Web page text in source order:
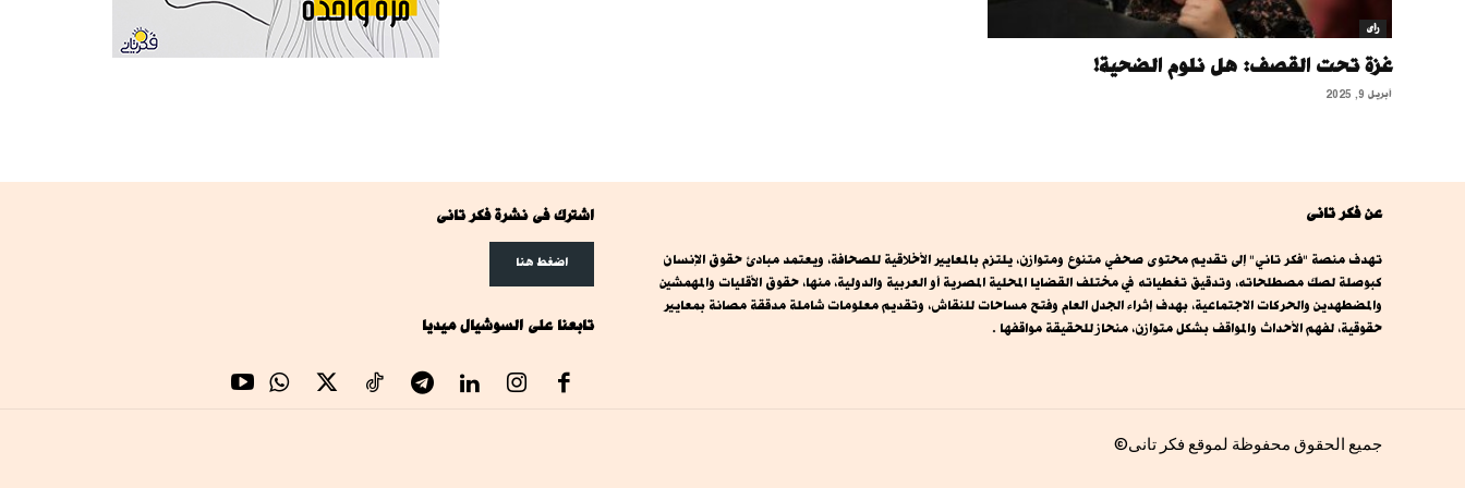
رأى
غزة تحت القصف: هل نلوم الضحية!
أبريل 9, 2025
عن فكر تانى
تهدف منصة "فكر تاني" إلى تقديم محتوى صحفي متنوع ومتوازن، يلتزم بالمعايير الأخلاقية للصحافة، ويعتمد مبادئ حقوق الإنسان
كبوصلة لصك مصطلحاته، وتدقيق تغطياته في مختلف القضايا المحلية المصرية أو العربية والدولية، منها، حقوق الأقليات والمهمشين
والمضطهدين والحركات الاجتماعية، بهدف إثراء الجدل العام وفتح مساحات للنقاش، وتقديم معلومات شاملة مدققة مصانة بمعايير
حقوقية، لفهم الأحداث والمواقف بشكل متوازن، منحاز للحقيقة مواقفها .
اشترك فى نشرة فكر تانى
اضغط هنا
تابعنا على السوشيال ميديا
جميع الحقوق محفوظة لموقع فكر تانى©